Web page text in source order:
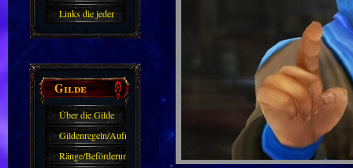
Links die jeder
kennen sollte?!
Gilde
Über die Gilde
(DAW)
Gildenregeln/Aufnahme
Ränge/Beförderungen